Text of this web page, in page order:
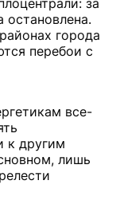
за
остановлена.
города
перебои с
все-
к другим
лишь